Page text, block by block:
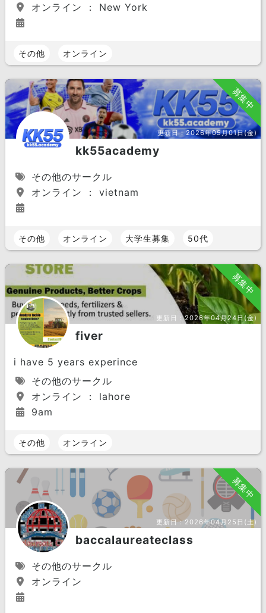
オンライン ： New York
その他 オンライン
募集中
更新日：2026年05月01日(金)
kk55academy
その他のサークル
オンライン ： vietnam
その他 オンライン 大学生募集 50代
募集中
更新日：2026年04月24日(金)
fiver
i have 5 years experince
その他のサークル
オンライン ： lahore
9am
その他 オンライン
募集中
更新日：2026年04月25日(土)
baccalaureateclass
その他のサークル
オンライン